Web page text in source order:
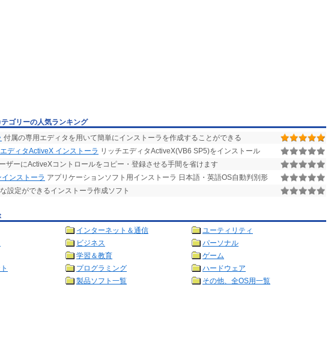
テゴリーの人気ランキング
付属の専用エディタを用いて簡単にインストーラを作成することができる
ディタActiveX インストーラ リッチエディタActiveX(VB6 SP5)をインストール
ザーにActiveXコントロールをコピー・登録させる手間を省けます
ンストーラ アプリケーションソフト用インストーラ 日本語・英語OS自動判別形
設定ができるインストーラ作成ソフト
インターネット＆通信
ユーティリティ
ビジネス
パーソナル
学習＆教育
ゲーム
プログラミング
ハードウェア
製品ソフト一覧 その他、全OS用一覧